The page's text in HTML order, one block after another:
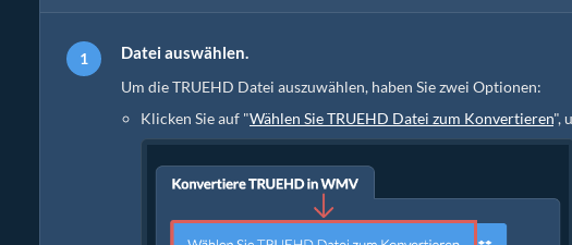
Datei auswählen.
Um die TRUEHD Datei auszuwählen, haben Sie zwei Optionen:
Klicken Sie auf "Wählen Sie TRUEHD Datei zum Konvertieren",